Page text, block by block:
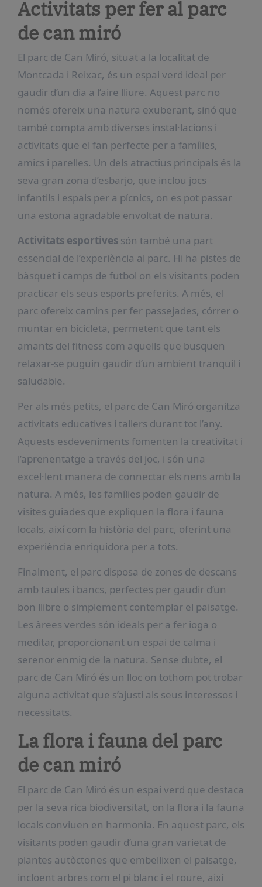
Activitats per fer al parc
de can miró
El parc de Can Miró, situat a la localitat de
Montcada i Reixac, és un espai verd ideal per
gaudir d’un dia a l’aire lliure. Aquest parc no
només ofereix una natura exuberant, sinó que
també compta amb diverses instal·lacions i
activitats que el fan perfecte per a famílies,
amics i parelles. Un dels atractius principals és la
seva gran zona d’esbarjo, que inclou jocs
infantils i espais per a pícnics, on es pot passar
una estona agradable envoltat de natura.
Activitats esportivessón també una part
essencial de l’experiència al parc. Hi ha pistes de
bàsquet i camps de futbol on els visitants poden
practicar els seus esports preferits. A més, el
parc ofereix camins per fer passejades, córrer o
muntar en bicicleta, permetent que tant els
amants del fitness com aquells que busquen
relaxar-se puguin gaudir d’un ambient tranquil i
saludable.
Per als més petits, el parc de Can Miró organitza
activitats educatives i tallers durant tot l’any.
Aquests esdeveniments fomenten la creativitat i
l’aprenentatge a través del joc, i són una
excel·lent manera de connectar els nens amb la
natura. A més, les famílies poden gaudir de
visites guiades que expliquen la flora i fauna
locals, així com la història del parc, oferint una
experiència enriquidora per a tots.
Finalment, el parc disposa de zones de descans
amb taules i bancs, perfectes per gaudir d’un
bon llibre o simplement contemplar el paisatge.
Les àrees verdes són ideals per a fer ioga o
meditar, proporcionant un espai de calma i
serenor enmig de la natura. Sense dubte, el
parc de Can Miró és un lloc on tothom pot trobar
alguna activitat que s’ajusti als seus interessos i
necessitats.
La flora i fauna del parc
de can miró
El parc de Can Miró és un espai verd que destaca
per la seva rica biodiversitat, on la flora i la fauna
locals conviuen en harmonia. En aquest parc, els
visitants poden gaudir d’una gran varietat de
plantes autòctones que embellixen el paisatge,
incloent arbres com el pi blanc i el roure, així